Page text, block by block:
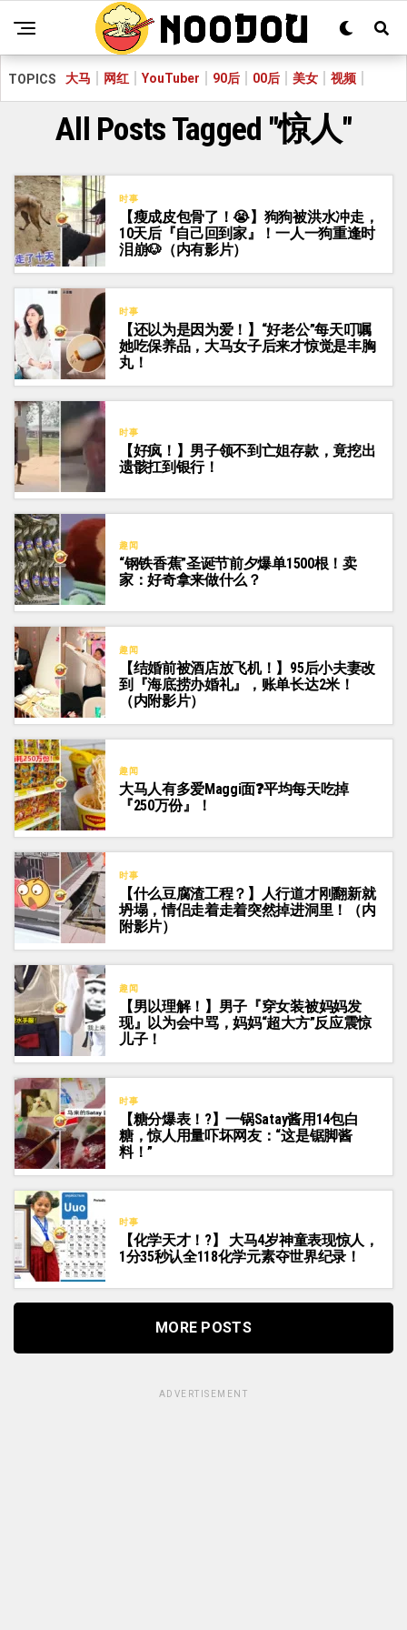
TOPICS 大马 网红 YouTuber 90后 00后 美女 视频
All Posts Tagged "惊人"
时事
【瘦成皮包骨了！😭】狗狗被洪水冲走，
10天后『自己回到家』！一人一狗重逢时
泪崩🐶（内有影片）
时事
【还以为是因为爱！】“好老公”每天叮嘱
她吃保养品，大马女子后来才惊觉是丰胸
丸！
时事
【好疯！】男子领不到亡姐存款，竟挖出
遗骸扛到银行！
趣闻
“钢铁香蕉”圣诞节前夕爆单1500根！卖
家：好奇拿来做什么？
趣闻
【结婚前被酒店放飞机！】95后小夫妻改
到『海底捞办婚礼』，账单长达2米！
（内附影片）
趣闻
大马人有多爱Maggi面❓平均每天吃掉
『250万份』！
时事
【什么豆腐渣工程？】人行道才刚翻新就
坍塌，情侣走着走着突然掉进洞里！（内
附影片）
趣闻
【男以理解！】男子『穿女装被妈妈发
现』以为会中骂，妈妈“超大方”反应震惊
儿子！
时事
【糖分爆表！?】一锅Satay酱用14包白
糖，惊人用量吓坏网友：“这是锯脚酱
料！”
时事
【化学天才！?】 大马4岁神童表现惊人，
1分35秒认全118化学元素夺世界纪录！
MORE POSTS
ADVERTISEMENT